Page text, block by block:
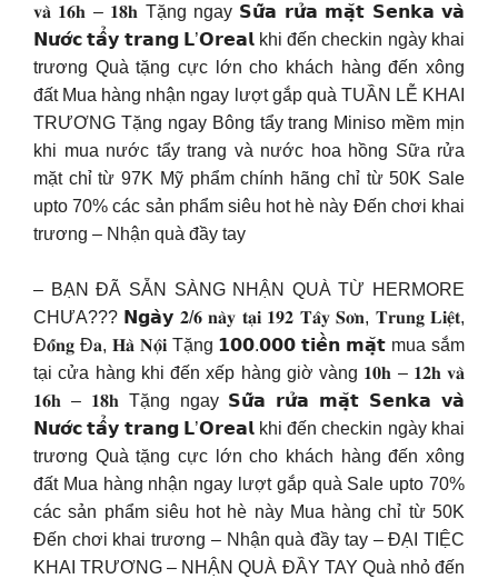
𝐯𝐚̀ 𝟏𝟔𝐡 – 𝟏𝟖𝐡 Tặng ngay 𝗦𝘂̛̃𝗮 𝗿𝘂̛̉𝗮 𝗺𝗮̣̆𝘁 𝗦𝗲𝗻𝗸𝗮 𝘃𝗮̀
𝗡𝘂̛𝗼̛́𝗰 𝘁𝗮̂̉𝘆 𝘁𝗿𝗮𝗻𝗴 𝗟’𝗢𝗿𝗲𝗮𝗹 khi đến checkin ngày khai
trương Quà tặng cực lớn cho khách hàng đến xông
đất Mua hàng nhận ngay lượt gắp quà TUẦN LỄ KHAI
TRƯƠNG Tặng ngay Bông tẩy trang Miniso mềm mịn
khi mua nước tẩy trang và nước hoa hồng Sữa rửa
mặt chỉ từ 97K Mỹ phẩm chính hãng chỉ từ 50K Sale
upto 70% các sản phẩm siêu hot hè này Đến chơi khai
trương – Nhận quà đầy tay
– BẠN ĐÃ SẴN SÀNG NHẬN QUÀ TỪ HERMORE
CHƯA??? 𝗡𝗴𝗮̀𝘆 𝟐/𝟔 𝐧𝐚̀𝐲 𝐭𝐚̣𝐢 𝟏𝟗𝟐 𝐓𝐚̂𝐲 𝐒𝐨̛𝐧, 𝐓𝐫𝐮𝐧𝐠 𝐋𝐢𝐞̣̂𝐭,
Đ𝐨̂́𝐧𝐠 Đ𝐚, 𝐇𝐚̀ 𝐍𝐨̣̂𝐢 Tặng 𝟭𝟬𝟬.𝟬𝟬𝟬 𝘁𝗶𝗲̂̀𝗻 𝗺𝗮̣̆𝘁 mua sắm
tại cửa hàng khi đến xếp hàng giờ vàng 𝟏𝟎𝐡 – 𝟏𝟐𝐡 𝐯𝐚̀
𝟏𝟔𝐡 – 𝟏𝟖𝐡 Tặng ngay 𝗦𝘂̛̃𝗮 𝗿𝘂̛̉𝗮 𝗺𝗮̣̆𝘁 𝗦𝗲𝗻𝗸𝗮 𝘃𝗮̀
𝗡𝘂̛𝗼̛́𝗰 𝘁𝗮̂̉𝘆 𝘁𝗿𝗮𝗻𝗴 𝗟’𝗢𝗿𝗲𝗮𝗹 khi đến checkin ngày khai
trương Quà tặng cực lớn cho khách hàng đến xông
đất Mua hàng nhận ngay lượt gắp quà Sale upto 70%
các sản phẩm siêu hot hè này Mua hàng chỉ từ 50K
Đến chơi khai trương – Nhận quà đầy tay – ĐẠI TIỆC
KHAI TRƯƠNG – NHẬN QUÀ ĐẦY TAY Quà nhỏ đến